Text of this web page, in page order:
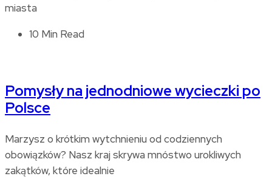
miasta
10 Min Read
Pomysły na jednodniowe wycieczki po
Polsce
Marzysz o krótkim wytchnieniu od codziennych
obowiązków? Nasz kraj skrywa mnóstwo urokliwych
zakątków, które idealnie